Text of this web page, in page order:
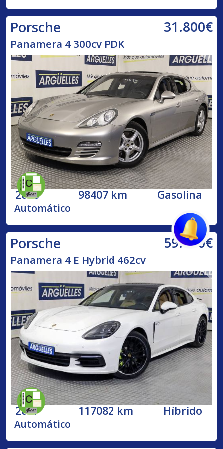
Porsche 31.800€
Panamera 4 300cv PDK
2010 98407 km Gasolina
Automático
Porsche 59.490€
Panamera 4 E Hybrid 462cv
2017 117082 km Híbrido
Automático